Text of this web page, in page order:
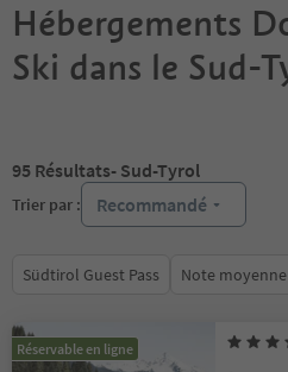
Hébergements
Ski dans le Sud-
95 Résultats- Sud-Tyrol
Trier par : Recommandé
Südtirol Guest Pass Note moyenne
Réservable en ligne